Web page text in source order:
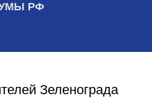
РФ
Зеленограда